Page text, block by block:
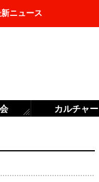
ニュース
カルチャー